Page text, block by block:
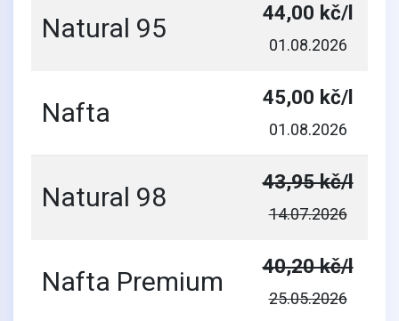
Natural 95 44,00 kč/l
01.08.2026
Nafta 45,00 kč/l
01.08.2026
Natural 98 43,95 kč/l
14.07.2026
Nafta Premium 40,20 kč/l
25.05.2026